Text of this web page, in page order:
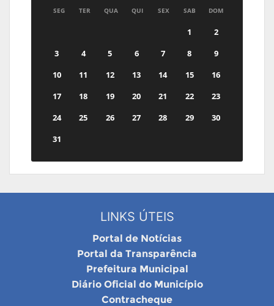
SEG TER QUA QUI SEX SAB DOM
1
2
3
4 5 6 7 8
9
10
11 12 13 14 15
16
17
18 19 20 21 22
23
24
25 26 27 28 29
30
31
LINKS ÚTEIS
Portal de Notícias
Portal da Transparência
Prefeitura Municipal
Diário Oficial do Município
Contracheque